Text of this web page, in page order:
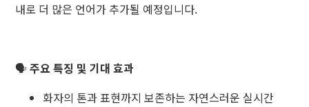
내로 더 많은 언어가 추가될 예정입니다.
🗣️주요 특징 및 기대 효과
화자의 톤과 표현까지 보존하는 자연스러운 실시간